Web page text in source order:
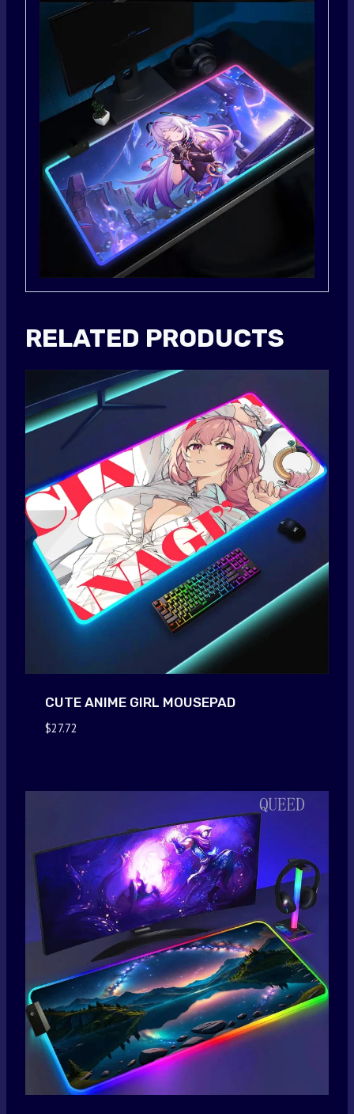
RELATED PRODUCTS
CUTE ANIME GIRL MOUSEPAD
$27.72